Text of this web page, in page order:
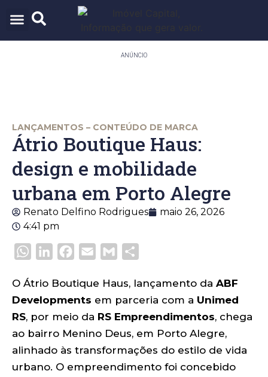
ANÚNCIO
LANÇAMENTOS – CONTEÚDO DE MARCA
Átrio Boutique Haus:
design e mobilidade
urbana em Porto Alegre
Renato Delfino Rodrigues
maio 26, 2026
4:41 pm
WhatsApp
LinkedInFacebook
Email Gmail
O Átrio Boutique Haus, lançamento da ABF
Developments em parceria com a Unimed
RS, por meio da RS Empreendimentos, chega
ao bairro Menino Deus, em Porto Alegre,
alinhado às transformações do estilo de vida
urbano. O empreendimento foi concebido